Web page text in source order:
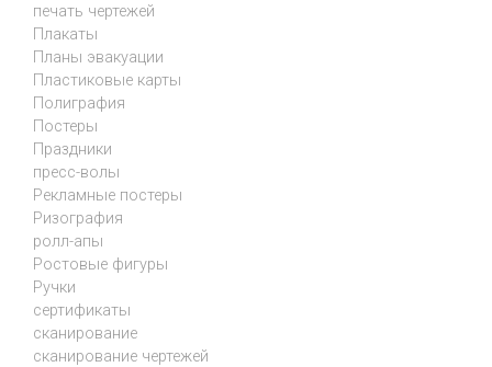
печать чертежей
Плакаты
Планы эвакуации
Пластиковые карты
Полиграфия
Постеры
Праздники
пресс-волы
Рекламные постеры
Ризография
ролл-апы
Ростовые фигуры
Ручки
сертификаты
сканирование
сканирование чертежей